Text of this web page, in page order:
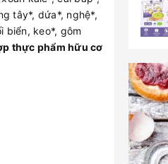
tây*, dứa*, nghệ*,
biển, keo*, gôm
thực phẩm hữu cơ